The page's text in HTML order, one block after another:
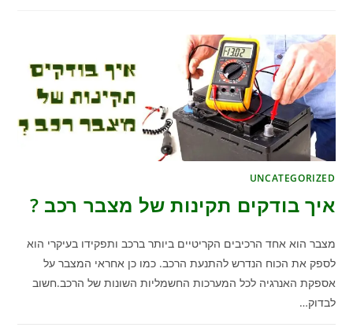
UNCATEGORIZED
איך בודקים תקינות של מצבר רכב ?
מצבר הוא אחד הרכיבים הקריטיים ביותר ברכב ותפקידו בעיקרי הוא
לספק את הכוח הנדרש להתנעת הרכב. כמו כן אחראי המצבר על
אספקת האנרגיה לכל המערכות החשמליות השונות של הרכב.חשוב
לבדוק…